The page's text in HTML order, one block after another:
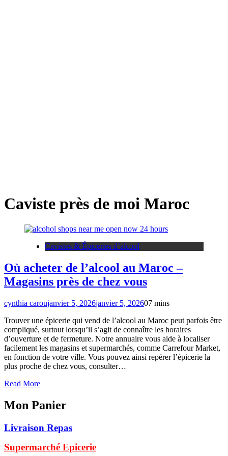
Caviste près de moi Maroc
Cavistes & Épiceries d’alcool
Où acheter de l’alcool au Maroc –
Magasins près de chez vous
cynthia caroujanvier 5, 2026janvier 5, 202607 mins
Trouver une épicerie qui vend de l’alcool au Maroc peut parfois être
compliqué, surtout lorsqu’il s’agit de connaître les horaires
d’ouverture et de fermeture. Notre annuaire vous aide à localiser
facilement les magasins et supermarchés, comme Carrefour Market,
en fonction de votre ville. Vous pouvez ainsi repérer l’épicerie la
plus proche de chez vous, consulter…
Read More
Mon Panier
Livraison Repas
Supermarché Epicerie